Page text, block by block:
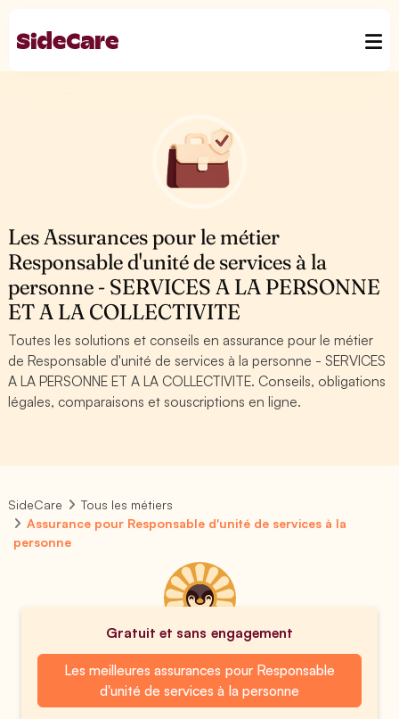
Les Assurances pour le métier
Responsable d'unité de services à la
personne - SERVICES A LA PERSONNE
ET A LA COLLECTIVITE
Toutes les solutions et conseils en assurance pour le métier
de Responsable d'unité de services à la personne - SERVICES
A LA PERSONNE ET A LA COLLECTIVITE. Conseils, obligations
légales, comparaisons et souscriptions en ligne.
SideCare
Tous les métiers
Assurance pour Responsable d'unité de services à la
personne
Gratuit et sans engagement
Les meilleures assurances pour Responsable
d'unité de services à la personne